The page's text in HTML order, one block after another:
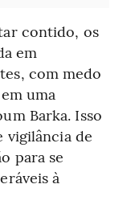
contido, os
em
com medo
uma
Barka. Isso
vigilância de
para se
à